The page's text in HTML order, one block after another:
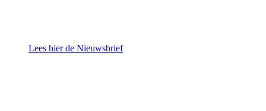
Lees hier de Nieuwsbrief